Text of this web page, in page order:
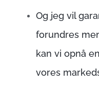
Og jeg vil
forundres
kan vi opnå
vores